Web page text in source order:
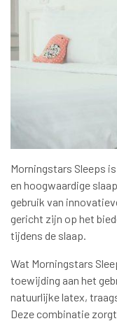
Morningstars Sleeps
en hoogwaardige
gebruik van
gericht zijn op het
tijdens de slaap.
Wat Morningstars
toewijding aan het
natuurlijke latex,
Deze combinatie